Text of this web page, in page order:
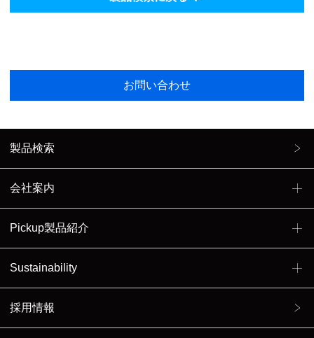
お問い合わせ
製品検索
会社案内
Pickup製品紹介
Sustainability
採用情報